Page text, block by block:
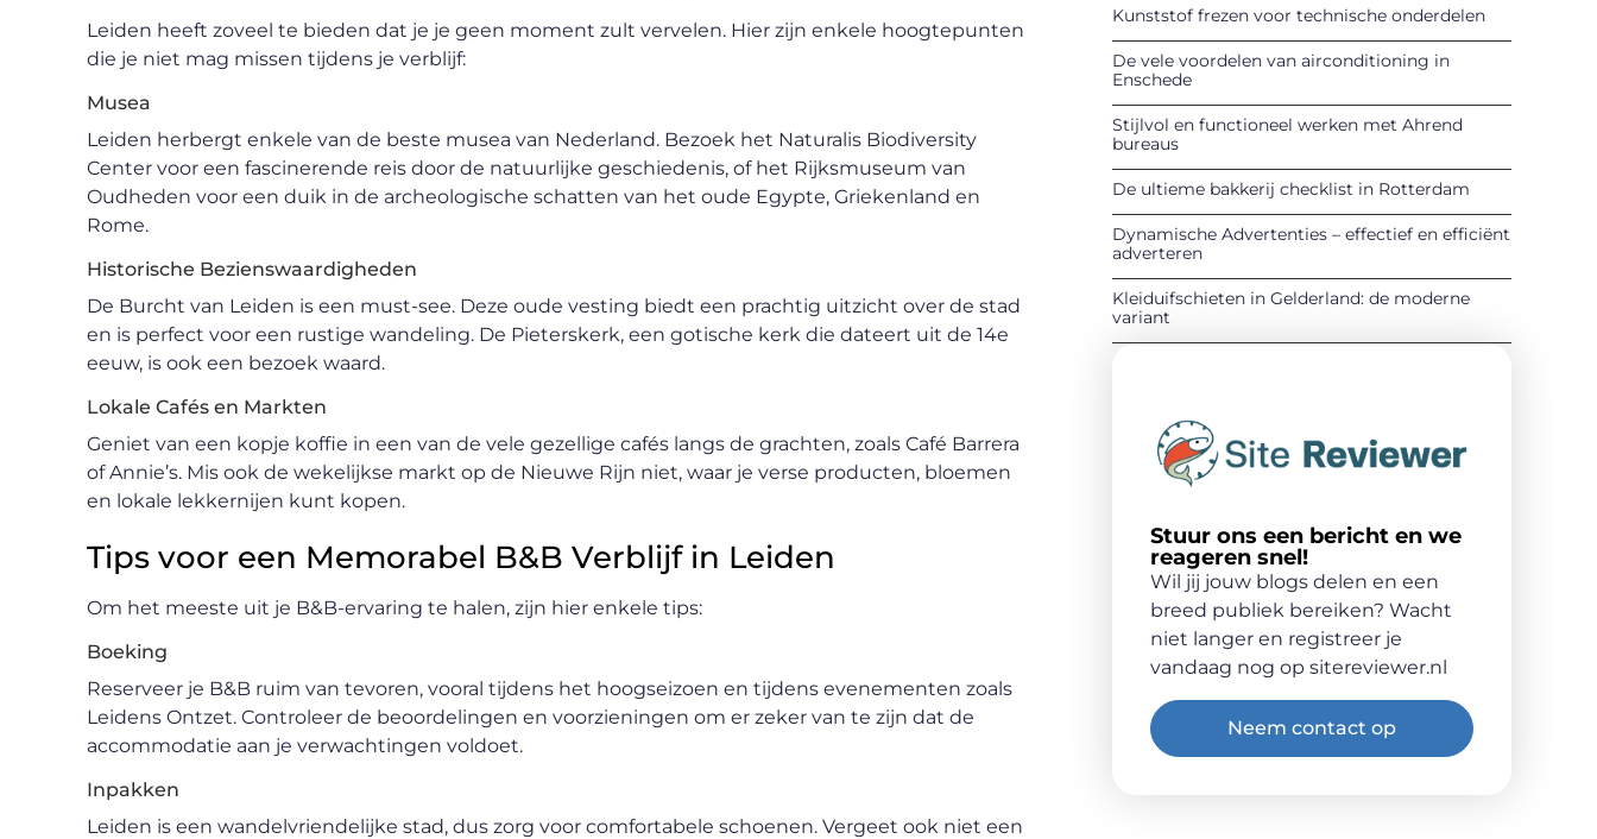
Leiden heeft zoveel te bieden dat je je geen moment zult vervelen. Hier zijn enkele hoogtepunten
die je niet mag missen tijdens je verblijf:
Musea
Leiden herbergt enkele van de beste musea van Nederland. Bezoek het Naturalis Biodiversity
Center voor een fascinerende reis door de natuurlijke geschiedenis, of het Rijksmuseum van
Oudheden voor een duik in de archeologische schatten van het oude Egypte, Griekenland en
Rome.
Historische Bezienswaardigheden
De Burcht van Leiden is een must-see. Deze oude vesting biedt een prachtig uitzicht over de stad
en is perfect voor een rustige wandeling. De Pieterskerk, een gotische kerk die dateert uit de 14e
eeuw, is ook een bezoek waard.
Lokale Cafés en Markten
Geniet van een kopje koffie in een van de vele gezellige cafés langs de grachten, zoals Café Barrera
of Annie’s. Mis ook de wekelijkse markt op de Nieuwe Rijn niet, waar je verse producten, bloemen
en lokale lekkernijen kunt kopen.
Tips voor een Memorabel B&B Verblijf in Leiden
Om het meeste uit je B&B-ervaring te halen, zijn hier enkele tips:
Boeking
Reserveer je B&B ruim van tevoren, vooral tijdens het hoogseizoen en tijdens evenementen zoals
Leidens Ontzet. Controleer de beoordelingen en voorzieningen om er zeker van te zijn dat de
accommodatie aan je verwachtingen voldoet.
Inpakken
Leiden is een wandelvriendelijke stad, dus zorg voor comfortabele schoenen. Vergeet ook niet een
Kunststof frezen voor technische onderdelen
De vele voordelen van airconditioning in
Enschede
Stijlvol en functioneel werken met Ahrend
bureaus
De ultieme bakkerij checklist in Rotterdam
Dynamische Advertenties – effectief en efficiënt
adverteren
Kleiduifschieten in Gelderland: de moderne
variant
Stuur ons een bericht en we
reageren snel!
Wil jij jouw blogs delen en een
breed publiek bereiken? Wacht
niet langer en registreer je
vandaag nog op sitereviewer.nl
Neem contact op